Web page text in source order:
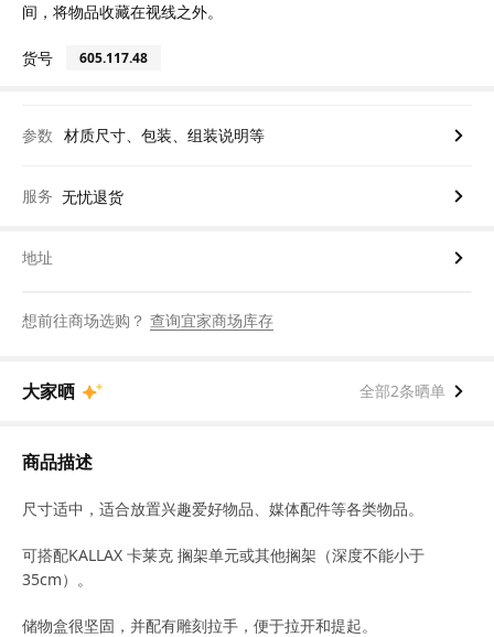
间，将物品收藏在视线之外。
货号 605.117.48
参数 材质尺寸、包装、组装说明等
服务 无忧退货
地址
想前往商场选购？ 查询宜家商场库存
大家晒 全部2条晒单
商品描述
尺寸适中，适合放置兴趣爱好物品、媒体配件等各类物品。
可搭配KALLAX 卡莱克 搁架单元或其他搁架（深度不能小于
35cm）。
储物盒很坚固，并配有雕刻拉手，便于拉开和提起。